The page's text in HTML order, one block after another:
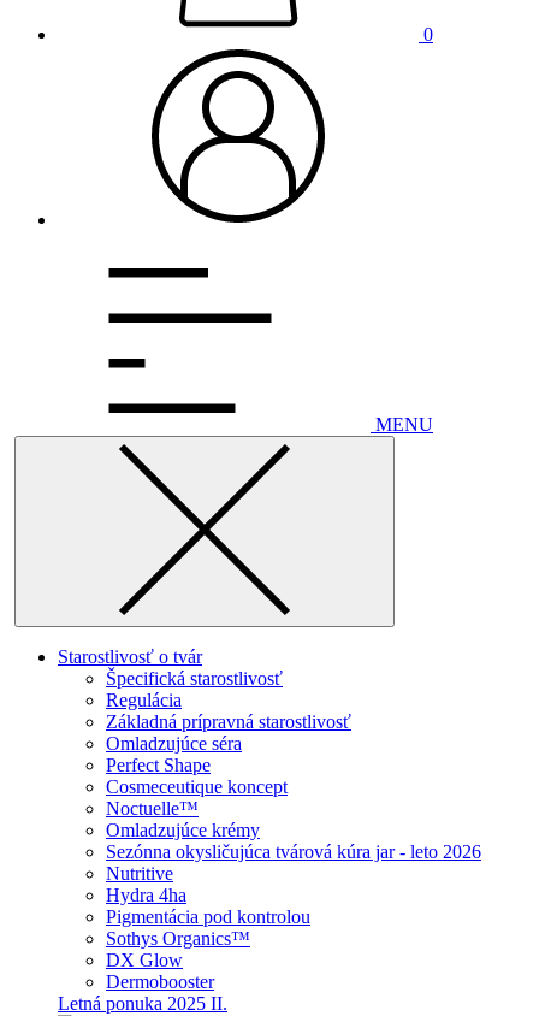
0
MENU
Starostlivosť o tvár
Špecifická starostlivosť
Regulácia
Základná prípravná starostlivosť
Omladzujúce séra
Perfect Shape
Cosmeceutique koncept
Noctuelle™
Omladzujúce krémy
Sezónna okysličujúca tvárová kúra jar - leto 2026
Nutritive
Hydra 4ha
Pigmentácia pod kontrolou
Sothys Organics™
DX Glow
Dermobooster
Letná ponuka 2025 II.